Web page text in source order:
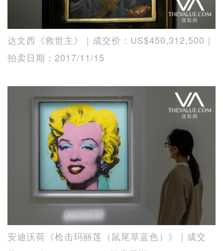
达文西《救世主》｜成交价：US$450,312,500｜
拍卖日期：2017/11/15
安迪沃荷《枪击玛丽莲（鼠尾草蓝色）》｜成交